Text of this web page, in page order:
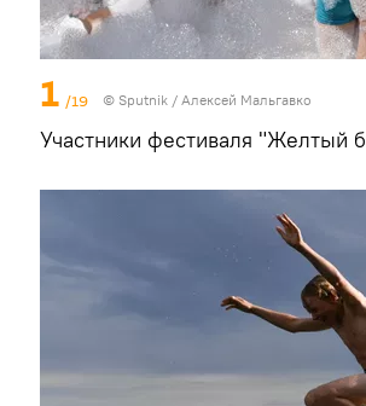
1 /19 © Sputnik / Алексей Мальгавко
Участники фестиваля "Желтый